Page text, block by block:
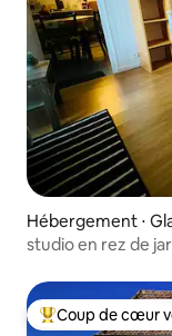
Hébergement ⋅
studio en rez
Coups de cœur
Coup de cœur